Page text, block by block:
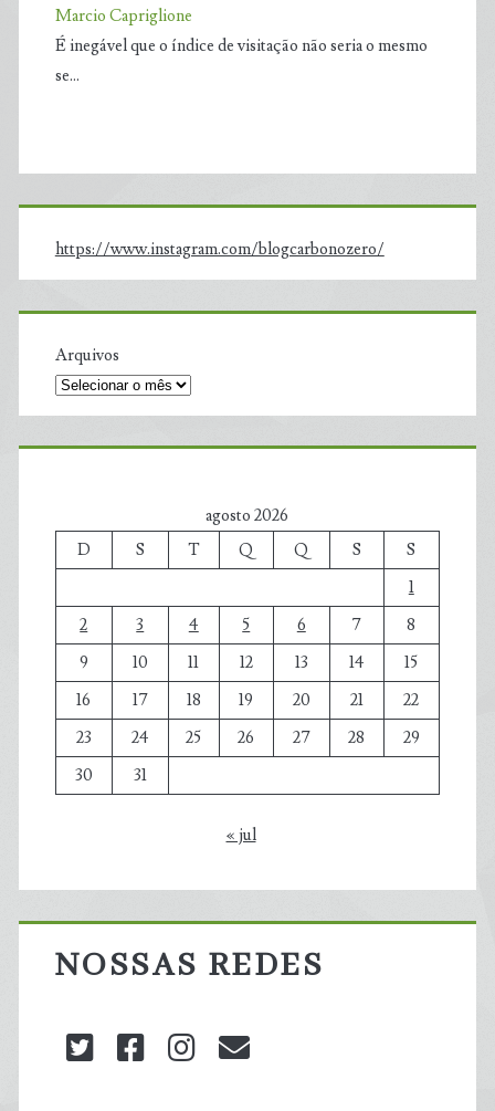
Marcio Capriglione
É inegável que o índice de visitação não seria o mesmo
se…
https://www.instagram.com/blogcarbonozero/
Arquivos
agosto 2026
D
S T Q Q S
S
1
2
3 4 5 6 7
8
9
10 11 12 13 14
15
16
17 18 19 20 21
22
23
24 25 26 27 28
29
30
31
« jul
NOSSAS REDES
twitterfacebookinstagram